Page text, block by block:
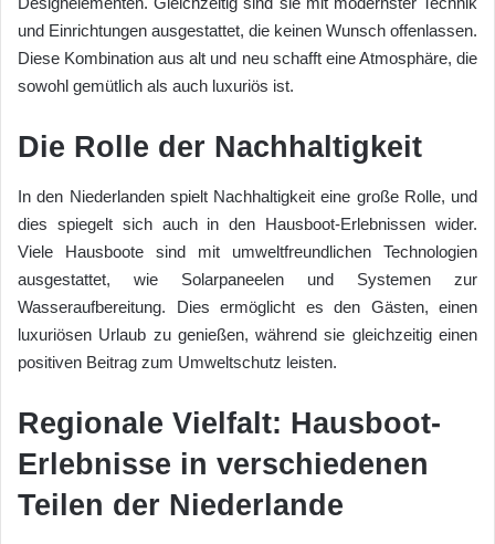
und Einrichtungen ausgestattet, die keinen Wunsch offenlassen.
Diese Kombination aus alt und neu schafft eine Atmosphäre, die
sowohl gemütlich als auch luxuriös ist.
Die Rolle der Nachhaltigkeit
In den Niederlanden spielt Nachhaltigkeit eine große Rolle, und
dies spiegelt sich auch in den Hausboot-Erlebnissen wider.
Viele Hausboote sind mit umweltfreundlichen Technologien
ausgestattet, wie Solarpaneelen und Systemen zur
Wasseraufbereitung. Dies ermöglicht es den Gästen, einen
luxuriösen Urlaub zu genießen, während sie gleichzeitig einen
positiven Beitrag zum Umweltschutz leisten.
Regionale Vielfalt: Hausboot-
Erlebnisse in verschiedenen
Teilen der Niederlande